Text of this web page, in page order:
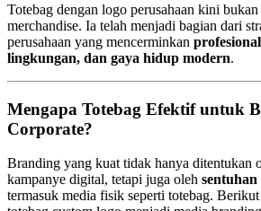
Totebag dengan logo perusahaan kini
merchandise. Ia telah menjadi bagian dari
perusahaan yang mencerminkan
lingkungan, dan gaya hidup modern.
Mengapa Totebag Efektif untuk
Corporate?
Branding yang kuat tidak hanya ditentukan
kampanye digital, tetapi juga oleh sentuhan
termasuk media fisik seperti totebag. Berikut